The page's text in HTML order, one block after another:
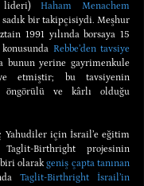
lideri) Haham Menachem
sadık bir takipçisiydi. Meşhur
1991 yılında borsaya 15
Rebbe’den tavsiye
bunun yerine gayrimenkule
etmiştir; bu tavsiyenin
öngörülü ve kârlı olduğu
Yahudiler için İsrail’e eğitim
Birthright projesinin
biri olarak geniş çapta tanınan
Taglit-Birthright İsrail’in